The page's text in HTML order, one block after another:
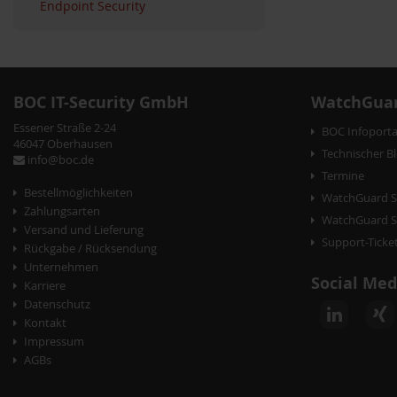
Endpoint Security
BOC IT-Security GmbH
Essener Straße 2-24
46047 Oberhausen
info@boc.de
Bestellmöglichkeiten
Zahlungsarten
Versand und Lieferung
Rückgabe / Rücksendung
Unternehmen
Karriere
Datenschutz
Kontakt
Impressum
AGBs
BOC
Technischer
Termine
WatchGuard
WatchGuard
Support-
Social